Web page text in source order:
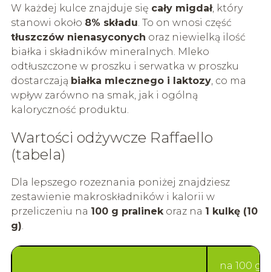
W każdej kulce znajduje się cały migdał, który
stanowi około 8% składu. To on wnosi część
tłuszczów nienasyconych oraz niewielką ilość
białka i składników mineralnych. Mleko
odtłuszczone w proszku i serwatka w proszku
dostarczają białka mlecznego i laktozy, co ma
wpływ zarówno na smak, jak i ogólną
kaloryczność produktu.
Wartości odżywcze Raffaello
(tabela)
Dla lepszego rozeznania poniżej znajdziesz
zestawienie makroskładników i kalorii w
przeliczeniu na 100 g pralinekoraz na 1 kulkę (10
g).
na 100 g